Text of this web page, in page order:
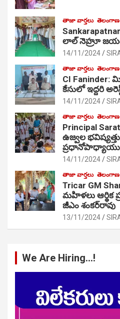
తాజా వార్తలు తెలంగాణ
లాల్ నెహ్రూ
14/11/2024
తాజా వార్తలు తెలంగాణ
CI Faninder:
కేసులో ఇద్దరి
14/11/2024
తాజా వార్తలు తెలంగాణ
Principal
ఉజ్వల
14/11/2024
తాజా వార్తలు తెలంగాణ
Tricar GM
మహిళలు ఆర్థిక
జీఎం శంకర్‌రావు
13/11/2024
We Are Hiring…!